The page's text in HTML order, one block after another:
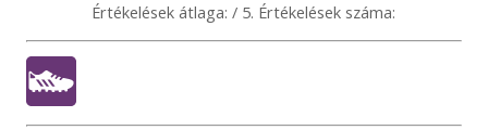
Értékelések átlaga:/ 5. Értékelések száma: